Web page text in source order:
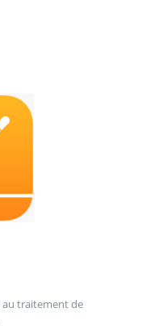
au traitement de